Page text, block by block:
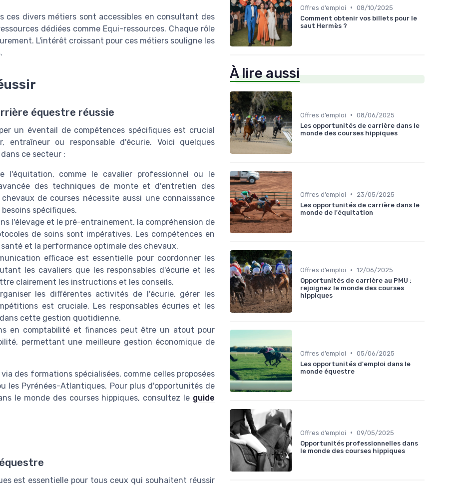
ces divers métiers sont accessibles en consultant des
dédiées comme Equi-ressources. Chaque rôle
L'intérêt croissant pour ces métiers souligne les
équestre réussie
un éventail de compétences spécifiques est crucial
ou responsable d'écurie. Voici quelques
ce secteur :
l'équitation, comme le cavalier professionnel ou le
des techniques de monte et d'entretien des
de courses nécessite aussi une connaissance
spécifiques.
l'élevage et le pré-entrainement, la compréhension de
de soins sont impératives. Les compétences en
et la performance optimale des chevaux.
efficace est essentielle pour coordonner les
les cavaliers que les responsables d'écurie et les
clairement les instructions et les conseils.
les différentes activités de l'écurie, gérer les
est cruciale. Les responsables écuries et les
cette gestion quotidienne.
en comptabilité et finances peut être un atout pour
permettant une meilleure gestion économique de
des formations spécialisées, comme celles proposées
les Pyrénées-Atlantiques. Pour plus d'opportunités de
le monde des courses hippiques, consultez le guide
est essentielle pour tous ceux qui souhaitent réussir
Offres d’emploi • 08/10/2025
Comment obtenir vos billets pour le
saut Hermès ?
À lire aussi
Offres d’emploi • 08/06/2025
Les opportunités de carrière dans le
monde des courses hippiques
Offres d’emploi •
23/05/2025
Les opportunités de carrière dans le
monde de l'équitation
Offres d’emploi • 12/06/2025
Opportunités de carrière au PMU :
rejoignez le monde des courses
hippiques
Offres d’emploi • 05/06/2025
Les opportunités d'emploi dans le
monde équestre
Offres d’emploi • 09/05/2025
Opportunités professionnelles dans
le monde des courses hippiques